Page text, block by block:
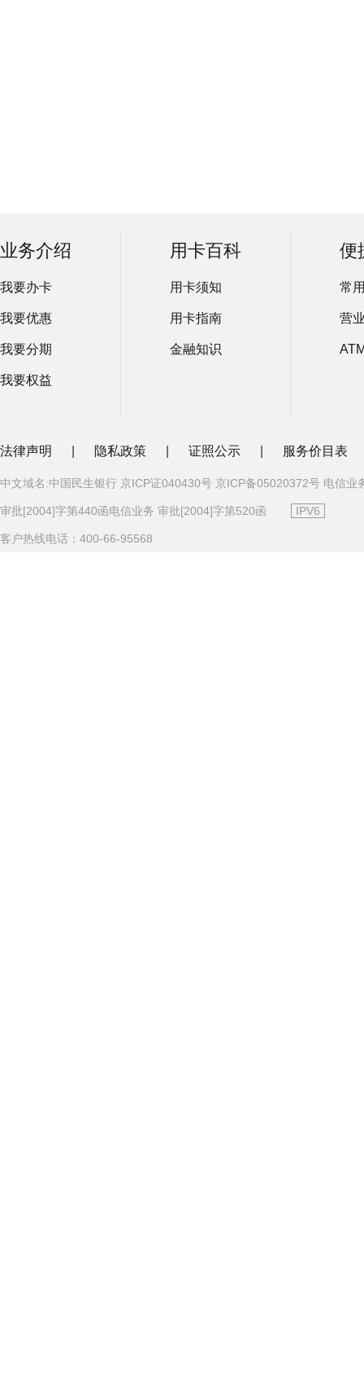
业务介绍
我要办卡
我要优惠
我要分期
我要权益
用卡百科
用卡须知
用卡指南
金融知识
便
常
营
法律声明 隐私政策 证照公示 服务价目表
中文域名:中国民生银行 京ICP证040430号 京ICP备05020372号 电信业
审批[2004]字第440函电信业务 审批[2004]字第520函 IPV6
客户热线电话：400-66-95568